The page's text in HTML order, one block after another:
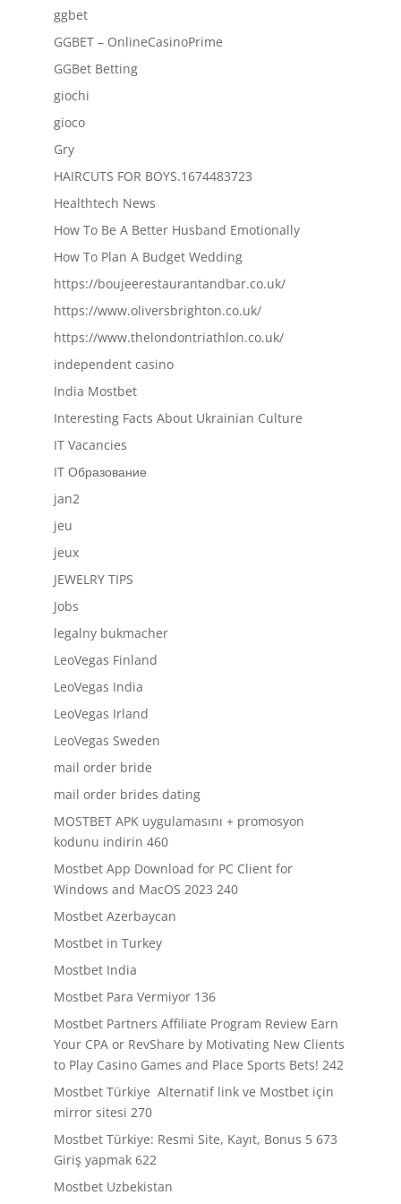
ggbet
GGBET – OnlineCasinoPrime
GGBet Betting
giochi
gioco
Gry
HAIRCUTS FOR BOYS.1674483723
Healthtech News
How To Be A Better Husband Emotionally
How To Plan A Budget Wedding
https://boujeerestaurantandbar.co.uk/
https://www.oliversbrighton.co.uk/
https://www.thelondontriathlon.co.uk/
independent casino
India Mostbet
Interesting Facts About Ukrainian Culture
IT Vacancies
IT Образование
jan2
jeu
jeux
JEWELRY TIPS
Jobs
legalny bukmacher
LeoVegas Finland
LeoVegas India
LeoVegas Irland
LeoVegas Sweden
mail order bride
mail order brides dating
MOSTBET APK uygulamasını + promosyon
kodunu indirin 460
Mostbet App Download for PC Client for
Windows and MacOS 2023 240
Mostbet Azerbaycan
Mostbet in Turkey
Mostbet India
Mostbet Para Vermiyor 136
Mostbet Partners Affiliate Program Review Earn
Your CPA or RevShare by Motivating New Clients
to Play Casino Games and Place Sports Bets! 242
Mostbet Türkiye ️ Alternatif link ve Mostbet için
mirror sitesi 270
Mostbet Türkiye: Resmi Site, Kayıt, Bonus 5 673
Giriş yapmak 622
Mostbet Uzbekistan